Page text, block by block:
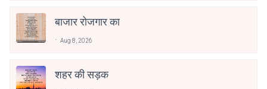
बाजार रोजगार का
Aug 8, 2026
शहर की सड़क